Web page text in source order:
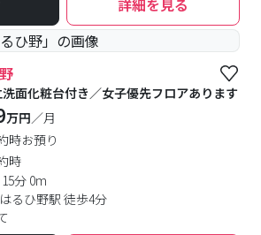
詳細を見る
面化粧台付き／女子優先フロアあります
万円／月
時お預り
時
分 0m
るひ野駅 徒歩4分